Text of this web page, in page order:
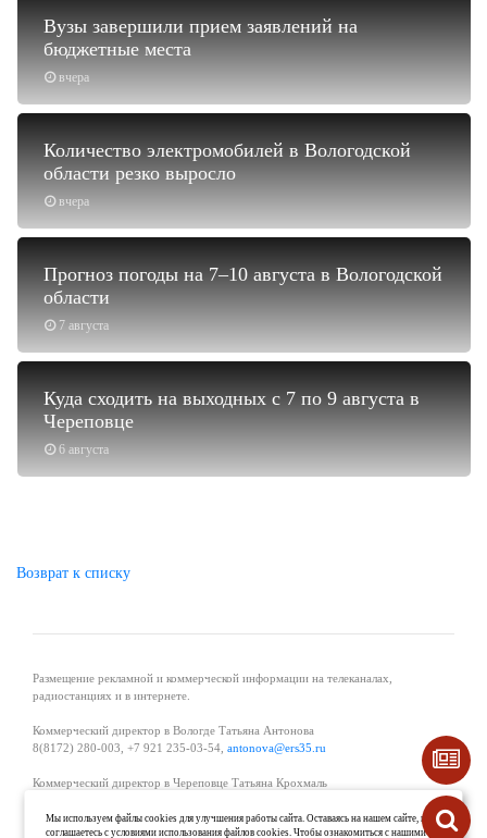
вчера
Вузы завершили прием заявлений на
бюджетные места
вчера
Количество электромобилей в Вологодской
области резко выросло
7 августа
Прогноз погоды на 7–10 августа в Вологодской
области
6 августа
Куда сходить на выходных с 7 по 9 августа в
Череповце
Возврат к списку
Размещение рекламной и коммерческой информации на телеканалах,
радиостанциях и в интернете.
Коммерческий директор в Вологде Татьяна Антонова
8(8172) 280-003, +7 921 235-03-54, antonova@ers35.ru
Коммерческий директор в Череповце Татьяна Крохмаль
Начальник отдела рекламы в Великом Устюге Екатерина Вьюжанина 8(81738)
Мы используем файлы cookies для улучшения работы сайта. Оставаясь на нашем сайте, вы
соглашаетесь с условиями использования файлов cookies. Чтобы ознакомиться с нашими